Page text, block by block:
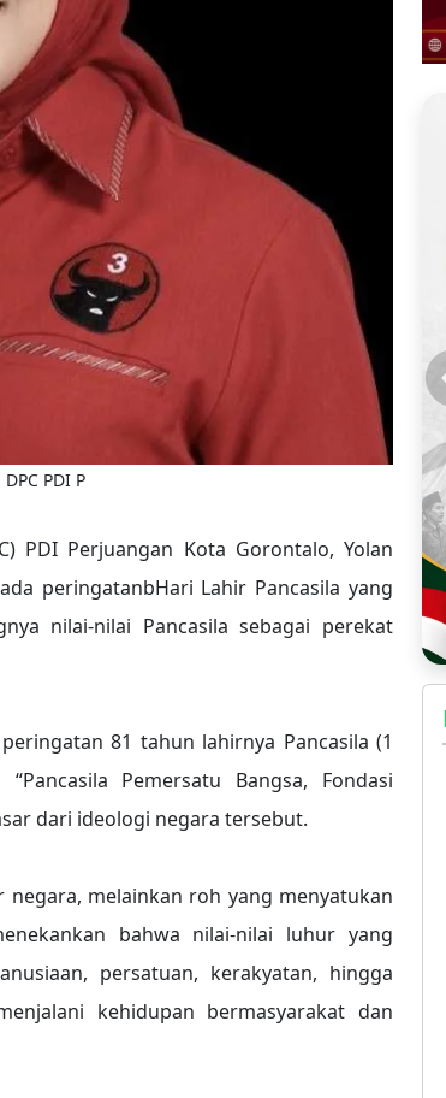
PDI P
PDI Perjuangan Kota Gorontalo, Yolan
peringatanbHari Lahir Pancasila yang
nilai-nilai Pancasila sebagai perekat
81 tahun lahirnya Pancasila (1
Pemersatu Bangsa, Fondasi
dari ideologi negara tersebut.
negara, melainkan roh yang menyatukan
bahwa nilai-nilai luhur yang
persatuan, kerakyatan, hingga
kehidupan bermasyarakat dan